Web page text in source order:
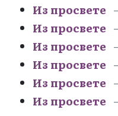
Из просвете
Из просвете
Из просвете
Из просвете
Из просвете
Из просвете